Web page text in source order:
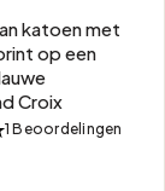
katoen met
op een
Croix
&
1 Beoordelingen